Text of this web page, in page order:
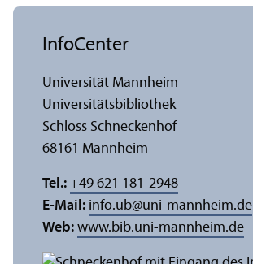
InfoCenter
Universität Mannheim
Universitäts­bibliothek
Schloss Schneckenhof
68161 Mannheim
Tel.: +49 621 181-2948
E-Mail: info.ub@uni-mannheim.de
Web: www.bib.uni-mannheim.de